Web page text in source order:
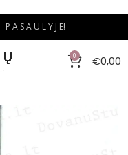
A S A U L Y J E!
0 €0,00